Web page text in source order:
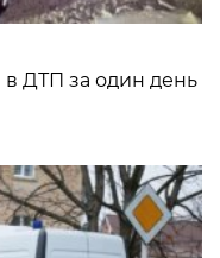
ДТП за один день